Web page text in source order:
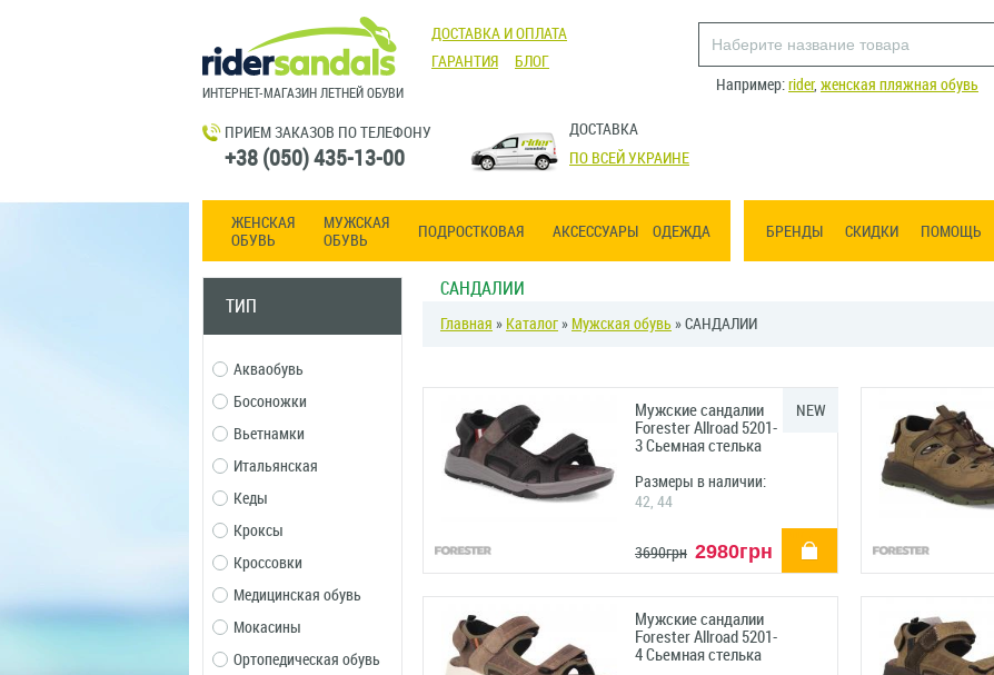
ИНТЕРНЕТ-МАГАЗИН ЛЕТНЕЙ ОБУВИ
ДОСТАВКА И ОПЛАТА
ГАРАНТИЯ
БЛОГ
Например:rider, женская пляжная обувь
ПРИЕМ ЗАКАЗОВ ПО ТЕЛЕФОНУ
+38 (050) 435-13-00
ДОСТАВКА
ПО ВСЕЙ УКРАИНЕ
ЖЕНСКАЯ
ОБУВЬ
МУЖСКАЯ
ОБУВЬ
ПОДРОСТКОВАЯ АКСЕССУАРЫ ОДЕЖДА БРЕНДЫ СКИДКИ ПОМОЩЬ
ТИП
Акваобувь
Босоножки
Вьетнамки
Итальянская
Кеды
Кроксы
Кроссовки
Медицинская обувь
Мокасины
Ортопедическая обувь
САНДАЛИИ
Главная » Каталог» Мужская обувь» САНДАЛИИ
NEW
Мужские сандалии
Forester Allroad 5201-
3 Сьемная стелька
Размеры в наличии:
42, 44
3690грн 2980грн
Мужские сандалии
Forester Allroad 5201-
4 Сьемная стелька